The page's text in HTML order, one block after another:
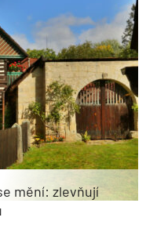
mění: zlevňují